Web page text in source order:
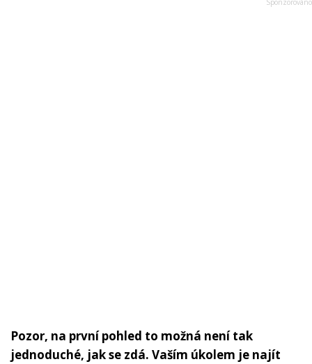
Pozor, na první pohled to možná není tak
jednoduché, jak se zdá. Vaším úkolem je najít